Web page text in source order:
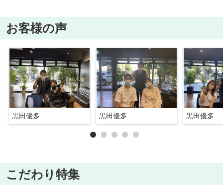
お客様の声
黒田優多 黒田優多 黒田優多
こだわり特集